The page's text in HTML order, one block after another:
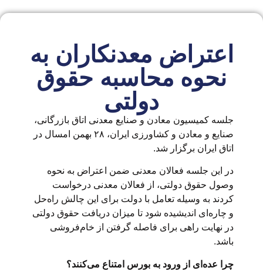
اعتراض معدنکاران به
نحوه محاسبه حقوق
دولتی
جلسه کمیسیون معادن و صنایع معدنی اتاق بازرگانی،
صنایع و معادن و کشاورزی ایران، ۲۸ بهمن امسال در
اتاق ایران برگزار شد.
در این جلسه فعالان معدنی ضمن اعتراض به نحوه
وصول حقوق دولتی، از فعالان معدنی درخواست
کردند به وسیله تعامل با دولت برای این چالش راه‌حل
و چاره‌ای اندیشیده شود تا میزان دریافت حقوق دولتی
در نهایت راهی برای فاصله گرفتن از خام‌فروشی
باشد.
چرا عده‌ای از ورود به بورس امتناع می‌کنند؟